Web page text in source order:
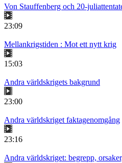
Von Stauffenberg och 20-
23:09
Mellankrigstiden : Mot ett nytt krig
15:03
Andra världskrigets bakgrund
23:00
Andra världskriget faktagenomgång
23:16
Andra världskriget: begrepp,